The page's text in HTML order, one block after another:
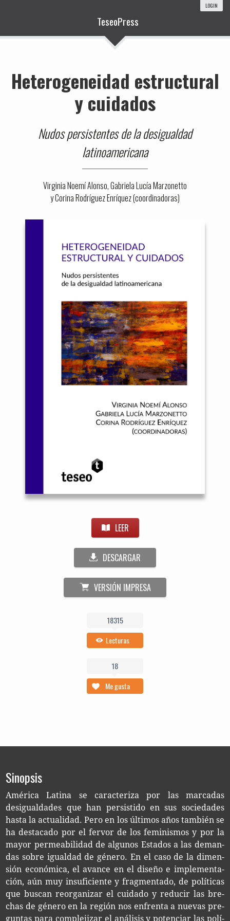
LOGIN
TeseoPress
Heterogeneidad estructural
y cuidados
Nudos persistentes de la desigualdad
latinoamericana
Virginia Noemí Alonso, Gabriela Lucía Marzonetto
y Corina Rodríguez Enríquez (coordinadoras)
LEER
DESCARGAR
VERSIÓN IMPRESA
18315
Lecturas
18
Me gusta
Sinopsis
Amé­ri­ca Lati­na se carac­te­ri­za por las mar­ca­das
desigual­da­des que han per­sis­ti­do en sus socie­da­des
hasta la actua­li­dad. Pero en los últi­mos años tam­bién se
ha des­ta­ca­do por el fer­vor de los femi­nis­mos y por la
mayor per­mea­bi­li­dad de algu­nos Esta­dos a las deman­
das sobre igual­dad de géne­ro. En el caso de la dimen­
sión eco­nó­mi­ca, el avan­ce en el dise­ño e imple­men­ta­
ción, aún muy insu­fi­cien­te y frag­men­ta­do, de polí­ti­cas
que bus­can reor­ga­ni­zar el cui­da­do y redu­cir las bre­
chas de géne­ro en la región nos enfren­ta a nue­vas pre­
gun­tas para com­ple­ji­zar el aná­li­sis y poten­ciar las polí­